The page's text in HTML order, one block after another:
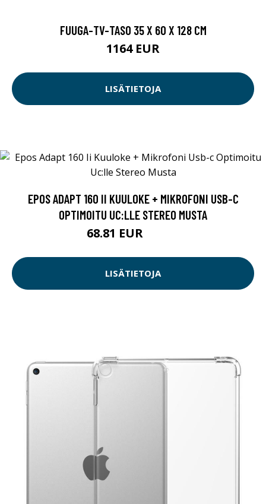
FUUGA-TV-TASO 35 X 60 X 128 CM
1164 EUR
LISÄTIETOJA
EPOS ADAPT 160 II KUULOKE + MIKROFONI USB-C
OPTIMOITU UC:LLE STEREO MUSTA
68.81 EUR
LISÄTIETOJA